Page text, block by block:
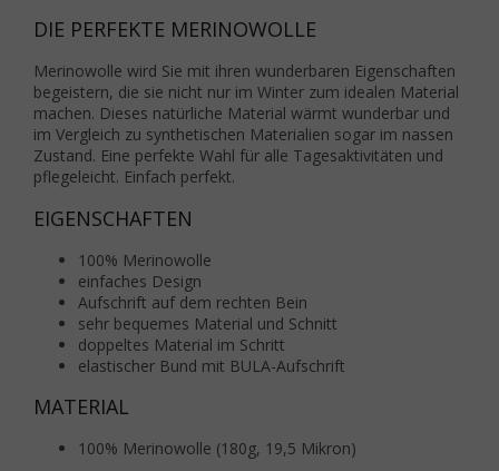
DIE PERFEKTE MERINOWOLLE
Merinowolle wird Sie mit ihren wunderbaren Eigenschaften
begeistern, die sie nicht nur im Winter zum idealen Material
machen. Dieses natürliche Material wärmt wunderbar und
im Vergleich zu synthetischen Materialien sogar im nassen
Zustand. Eine perfekte Wahl für alle Tagesaktivitäten und
pflegeleicht. Einfach perfekt.
EIGENSCHAFTEN
100% Merinowolle
einfaches Design
Aufschrift auf dem rechten Bein
sehr bequemes Material und Schnitt
doppeltes Material im Schritt
elastischer Bund mit BULA-Aufschrift
MATERIAL
100% Merinowolle (180g, 19,5 Mikron)